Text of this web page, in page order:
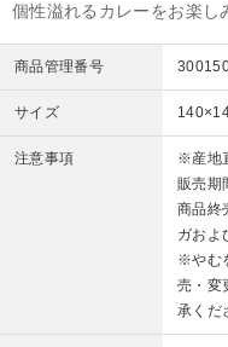
個性溢れるカレーをお楽し
商品管理番号
サイズ
注意事項
※産地
販売
商品終
ガおよ
※やむ
売・変
承くだ